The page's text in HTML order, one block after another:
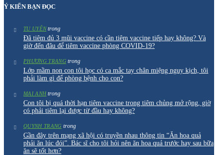
Ý KIẾN BẠN ĐỌC
TU UYÊNtrong
Đã tiêm đủ 3 mũi vaccine có cần tiêm vaccine tiếp hay không? Và
giờ đến đâu để tiêm vaccine phòng COVID-19?
PHƯƠNG TRANGtrong
Lớp mầm non con tôi học có ca mắc tay chân miệng nguy kịch, tôi
phải làm gì để phòng bệnh cho con?
MAI ANH trong
Con tôi bị quá thời hạn tiêm vaccine trong tiêm chủng mở rộng, giờ
có phải tiêm lại được từ đầu hay không?
QUYNH TRANG trong
Gần đây trên mạng xã hội có truyền nhau thông tin “Ăn hoa quả
phải ăn lúc đói”. Bác sĩ cho tôi hỏi nên ăn hoa quả trước hay sau bữa
ăn sẽ tốt hơn?